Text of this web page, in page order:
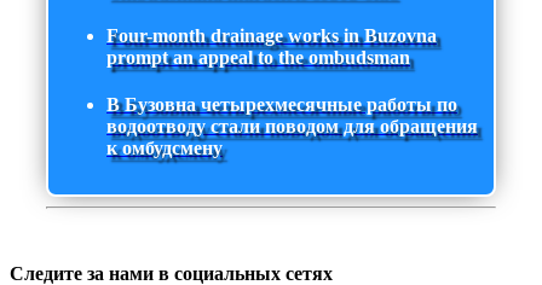
Four-month drainage works in Buzovna
prompt an appeal to the ombudsman
В Бузовна четырехмесячные работы по
водоотводу стали поводом для обращения
к омбудсмену
Следите за нами в социальных сетях